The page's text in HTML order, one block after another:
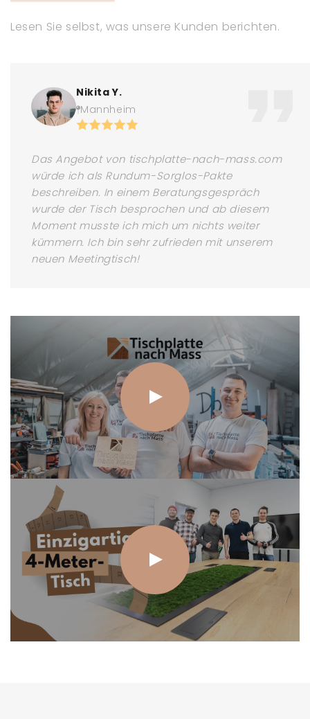
Lesen Sie selbst, was unsere Kunden berichten.
Nikita Y.
Mannheim
Das Angebot von tischplatte-nach-mass.com
würde ich als Rundum-Sorglos-Pakte
beschreiben. In einem Beratungsgespräch
wurde der Tisch besprochen und ab diesem
Moment musste ich mich um nichts weiter
kümmern. Ich bin sehr zufrieden mit unserem
neuen Meetingtisch!